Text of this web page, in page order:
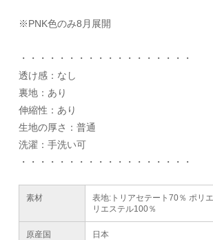
※PNK色のみ8月展開
・・・・・・・・・・・・・・・・・・
透け感：なし
裏地：あり
伸縮性：あり
生地の厚さ：普通
洗濯：手洗い可
・・・・・・・・・・・・・・・・・・
素材
表地:トリアセテート70％ ポリ
リエステル100％
原産国 日本